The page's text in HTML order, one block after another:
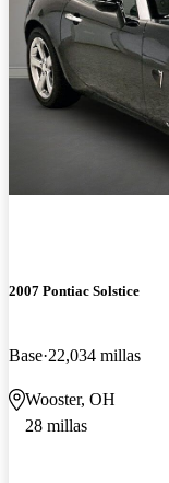
2007 Pontiac Solstice
Base 22,034 millas
Wooster, OH
28 millas